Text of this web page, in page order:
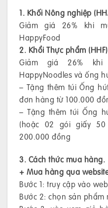
1. Khối Nông nghiệp
Giảm giá 26% khi
HappyFood
2. Khổi Thực phẩm
Giảm giá 26%
HappyNoodles và ống
– Tặng thêm túi Ống
đơn hàng từ 100.000
– Tặng thêm túi Ống
(hoặc 02 gói giấy
200.000 đồng
3. Cách thức mua hàng.
+ Mua hàng qua
Bước 1: truy cập vào
Bước 2: chọn sản